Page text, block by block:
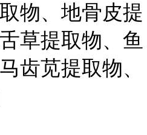
物、地骨皮提
草提取物、鱼
齿苋提取物、